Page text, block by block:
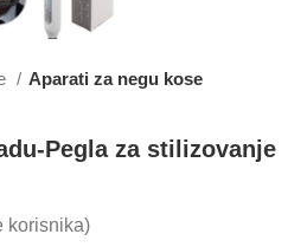
Aparati za negu kose
Pegla za stilizovanje
korisnika)